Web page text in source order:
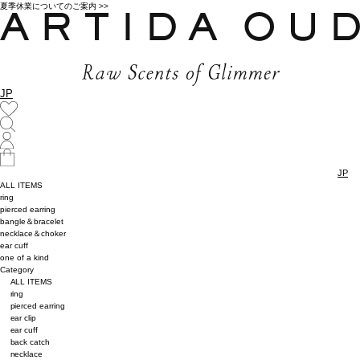
夏季休業についてのご案内 >>
JP
JP
ALL ITEMS
ring
pierced earring
bangle＆bracelet
necklace＆choker
ear cuff
one of a kind
Category
ALL ITEMS
ring
pierced earring
ear clip
ear cuff
back catch
necklace